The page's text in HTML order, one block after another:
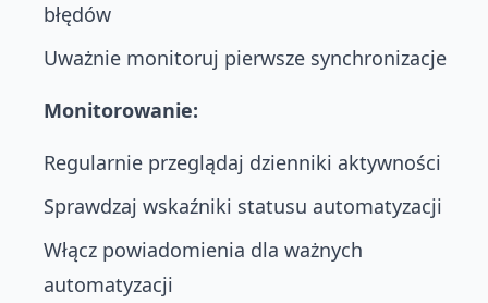
błędów
Uważnie monitoruj pierwsze synchronizacje
Monitorowanie:
Regularnie przeglądaj dzienniki aktywności
Sprawdzaj wskaźniki statusu automatyzacji
Włącz powiadomienia dla ważnych
automatyzacji